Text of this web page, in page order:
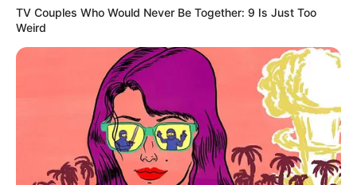
TV Couples Who Would Never Be Together: 9 Is Just Too
Weird